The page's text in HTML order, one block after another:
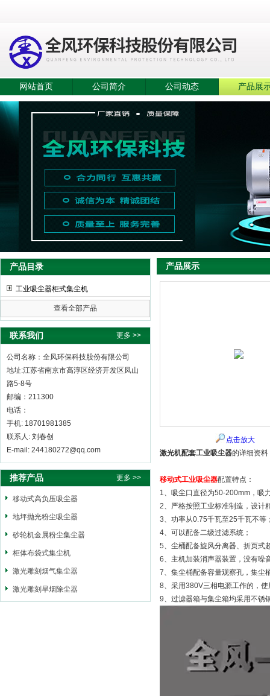
网站首页 公司简介 公司动态 产品展
产品目录
工业吸尘器柜式集尘机
查看全部产品
联系我们 更多 >>
公司名称：全风环保科技股份有限公司
地址:江苏省南京市高淳区经济开发区凤山
路5-8号
邮编：211300
电话：
手机: 18701981385
联系人: 刘春创
E-mail: 244180272@qq.com
推荐产品 更多 >>
移动式高负压吸尘器
地坪抛光粉尘吸尘器
砂轮机金属粉尘集尘器
柜体布袋式集尘机
激光雕刻烟气集尘器
激光雕刻旱烟除尘器
产品展示
点击放大
激光机配套工业吸尘器的详细资料
移动式工业吸尘器配置特点：
1、吸尘口直径为50-200mm，吸
2、严格按照工业标准制造，设计
3、功率从0.75千瓦至25千瓦不等
4、可以配备二级过滤系统；
5、尘桶配备旋风分离器、折页式
6、主机加装消声器装置，没有噪
7、集尘桶配备容量观察孔，集尘
8、采用380V三相电源工作的，
9、过滤器箱与集尘箱均采用不锈